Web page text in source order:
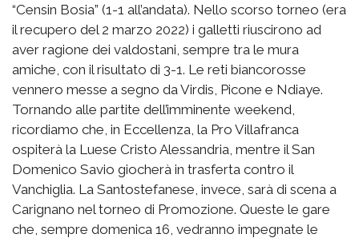
“Censin Bosia” (1-1 all’andata). Nello scorso torneo (era
il recupero del 2 marzo 2022) i galletti riuscirono ad
aver ragione dei valdostani, sempre tra le mura
amiche, con il risultato di 3-1. Le reti biancorosse
vennero messe a segno da Virdis, Picone e Ndiaye.
Tornando alle partite dell’imminente weekend,
ricordiamo che, in Eccellenza, la Pro Villafranca
ospiterà la Luese Cristo Alessandria, mentre il San
Domenico Savio giocherà in trasferta contro il
Vanchiglia. La Santostefanese, invece, sarà di scena a
Carignano nel torneo di Promozione. Queste le gare
che, sempre domenica 16, vedranno impegnate le